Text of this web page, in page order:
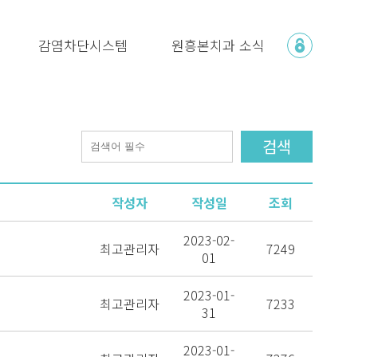
감염차단시스템 원흥본치과 소식
검색
작성자 작성일 조회
최고관리자
2023-02-
01
7249
최고관리자
2023-01-
31
7233
2023-01-